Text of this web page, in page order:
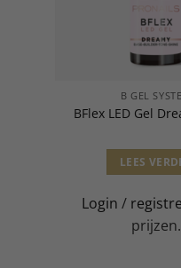
B GEL
BFlex LED Gel
LEES
Login /
prijzen.